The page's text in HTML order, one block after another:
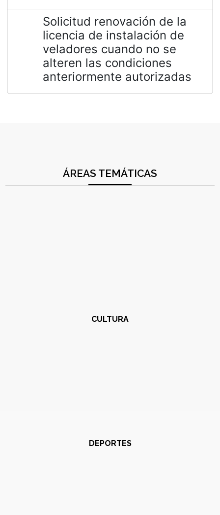
Solicitud renovación de la
licencia de instalación de
veladores cuando no se
alteren las condiciones
anteriormente autorizadas
ÁREAS TEMÁTICAS
CULTURA
DEPORTES